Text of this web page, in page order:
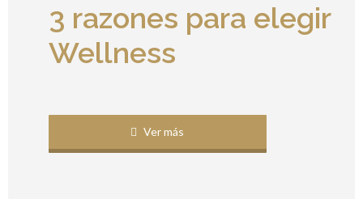
3 razones para elegir
Wellness
Ver más